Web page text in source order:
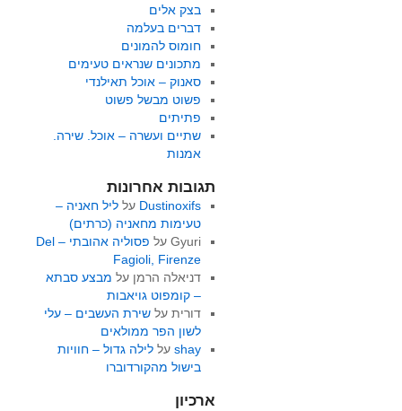
בצק אלים
דברים בעלמה
חומוס להמונים
מתכונים שנראים טעימים
סאנוק – אוכל תאילנדי
פשוט מבשל פשוט
פתיתים
שתיים ועשרה – אוכל. שירה.
אמנות
תגובות אחרונות
Dustinoxifs על ליל חאניה –
טעימות מחאניה (כרתים)
Gyuriעל
פסוליה אהובתי – Del
Fagioli, Firenze
דניאלה הרמן על מבצע סבתא
– קומפוט גויאבות
דוריתעל שירת העשבים – עלי
לשון הפר ממולאים
shayעל לילה גדול – חוויות
בישול מהקורדוברו
ארכיון